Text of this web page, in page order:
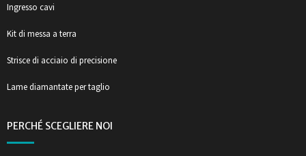
Ingresso cavi
Kit di messa a terra
Strisce di acciaio di precisione
Lame diamantate per taglio
PERCHÉ SCEGLIERE NOI